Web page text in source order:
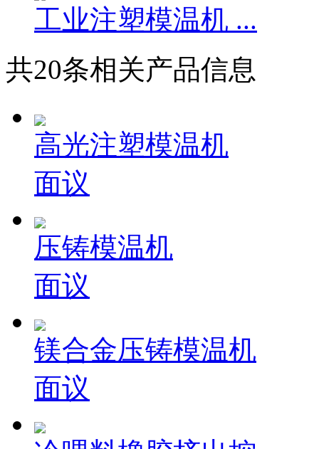
工业注塑模温机 ...
共
条相关产品信息
高光注塑模温机
面议
压铸模温机
面议
镁合金压铸模温机
面议